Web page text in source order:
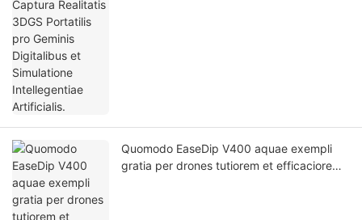
Quomodo EaseDip V400 aquae exempli
gratia per drones tutiorem et efficaciorem